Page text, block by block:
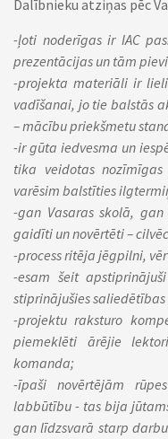
Dalībnieku atziņas pēc
-ļoti noderīgas ir IAC
prezentācijas un tām
-projekta materiāli ir
vadīšanai, jo tie balstās
– mācību priekšmetu
-ir gūta iedvesma un
tika veidotas
varēsim balstīties
-gan Vasaras skolā,
gaidīti un novērtēti –
-process ritēja jēgpilni,
-esam šeit
stiprinājušies
-projektu raksturo
piemeklēti ārējie
komanda;
-īpaši novērtējām
labbūtību - tas bija
gan līdzsvarā starp